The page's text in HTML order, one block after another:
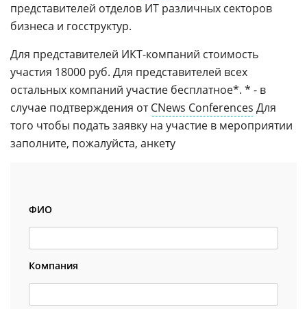
представителей отделов ИТ различных секторов
бизнеса и госструктур.
Для представителей ИКТ-компаний стоимость
участия 18000 руб. Для представителей всех
остальных компаний участие бесплатное*. * - в
случае подтверждения отCNews Conferences Для
того чтобы подать заявку на участие в мероприятии
заполните, пожалуйста, анкету
ФИО
Компания